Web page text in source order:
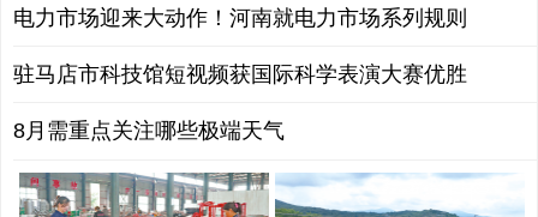
电力市场迎来大动作！河南就电力市场系列规则
驻马店市科技馆短视频获国际科学表演大赛优胜
8月需重点关注哪些极端天气